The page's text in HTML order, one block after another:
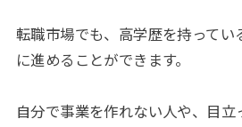
転職市場でも、高学歴を持ってい
に進めることができます。
自分で事業を作れない人や、目立